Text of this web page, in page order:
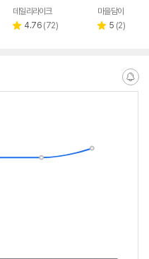
데일리라이크
별 4.76 리
(72)
마을담아
별 5 리
(2)
알